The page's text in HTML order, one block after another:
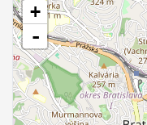
+
-